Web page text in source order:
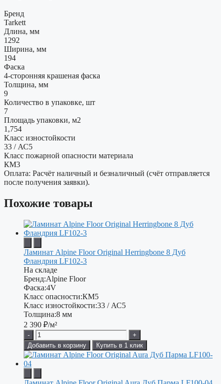
Бренд
Tarkett
Длина, мм
1292
Ширина, мм
194
Фаска
4-сторонняя крашеная фаска
Толщина, мм
9
Количество в упаковке, шт
7
Площадь упаковки, м2
1,754
Класс изностойкости
33 / АС5
Класс пожарной опасности материала
КМ3
Оплата: Расчёт наличный и безналичный (счёт отправляется
после получения заявки).
Похожие товары
Ламинат Alpine Floor Original Herringbone 8 Дуб
Фландрия LF102-3
На складе
Бренд:Alpine Floor
Фаска:4V
Класс опасности:КМ5
Класс изностойкости:33 / АС5
Толщина:8 мм
2 390 ₽/м²
-
+
Добавить в корзину
Купить в 1 клик